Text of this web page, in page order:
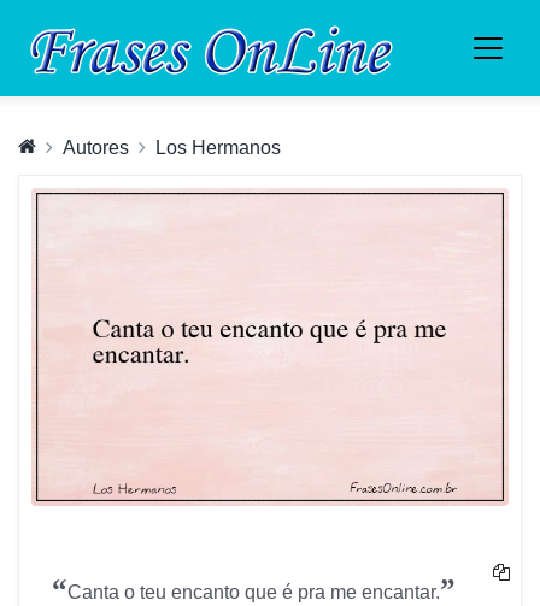
Autores Los Hermanos
“Canta o teu encanto que é pra me encantar.”